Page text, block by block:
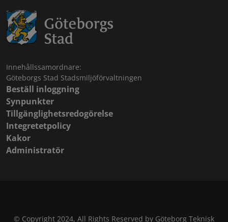
Innehållssamordnare:
Göteborgs Stad Stadsmiljöförvaltningen
Beställ inloggning
Synpunkter
Tillgänglighetsredogörelse
Integretetpolicy
Kakor
Administratör
© Copyright 2024, All Rights Reserved by Göteborg Teknisk